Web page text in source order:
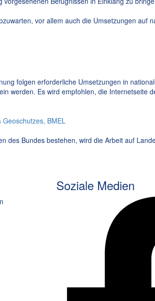
vor allem auch die Umsetzungen auf
folgen erforderliche Umsetzungen in
werden. Es wird empfohlen, die Internetseite
BMEL
des Bundes bestehen, wird die Arbeit auf
Soziale Medien